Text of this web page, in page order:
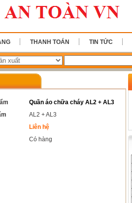
THANH TOÁN TIN TỨC
Quần áo chữa cháy AL2 + AL3
AL2 + AL3
Liên hệ
Có hàng